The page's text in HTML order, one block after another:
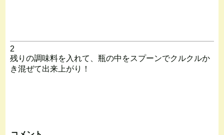
2
残りの調味料を入れて、瓶の中をスプーンでクルクルか
き混ぜて出来上がり！